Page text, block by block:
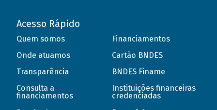
Acesso Rápido
Quem somos
Onde atuamos
Transparência
Consulta a
financiamentos
Financiamentos
Cartão BNDES
BNDES Finame
Instituições financeiras
credenciadas